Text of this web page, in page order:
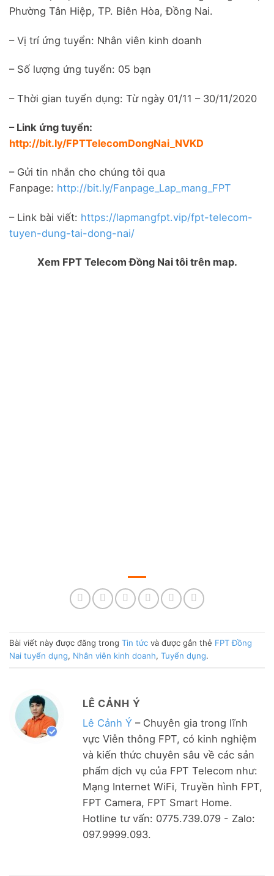
Phường Tân Hiệp, TP. Biên Hòa, Đồng Nai.
– Vị trí ứng tuyển: Nhân viên kinh doanh
– Số lượng ứng tuyển: 05 bạn
– Thời gian tuyển dụng: Từ ngày 01/11 – 30/11/2020
– Link ứng tuyển:
http://bit.ly/FPTTelecomDongNai_NVKD
– Gửi tin nhắn cho chúng tôi qua
Fanpage: http://bit.ly/Fanpage_Lap_mang_FPT
– Link bài viết: https://lapmangfpt.vip/fpt-telecom-
tuyen-dung-tai-dong-nai/
Xem FPT Telecom Đồng Nai tôi trên map.
Bài viết này được đăng trong Tin tức và được gắn thẻ FPT Đồng
Nai tuyển dụng, Nhân viên kinh doanh, Tuyển dụng.
LÊ CẢNH Ý
Lê Cảnh Ý – Chuyên gia trong lĩnh
vực Viễn thông FPT, có kinh nghiệm
và kiến thức chuyên sâu về các sản
phẩm dịch vụ của FPT Telecom như:
Mạng Internet WiFi, Truyền hình FPT,
FPT Camera, FPT Smart Home.
Hotline tư vấn: 0775.739.079 - Zalo:
097.9999.093.